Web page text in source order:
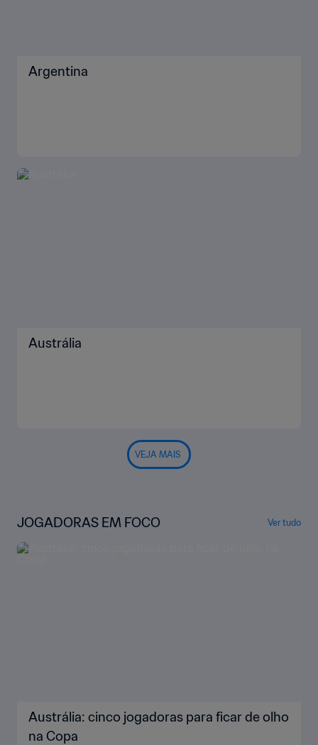
Argentina
Austrália
VEJA MAIS
JOGADORAS EM FOCO Ver tudo
Austrália: cinco jogadoras para ficar de olho
na Copa